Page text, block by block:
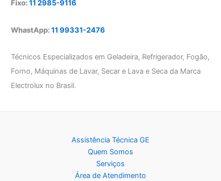
Fixo:11 2985-9116
WhastApp:11 99331-2476
Técnicos Especializados em Geladeira, Refrigerador, Fogão,
Forno, Máquinas de Lavar, Secar e Lava e Seca da Marca
Electrolux no Brasil.
Assistência Técnica GE
Quem Somos
Serviços
Área de Atendimento